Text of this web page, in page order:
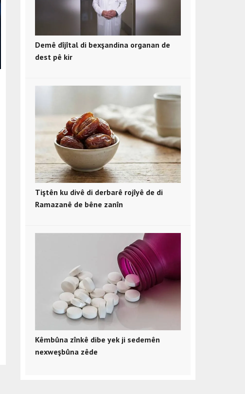
Demê dîjîtal di bexşandina organan de
dest pê kir
Tiştên ku divê di derbarê rojîyê de di
Ramazanê de bêne zanîn
Kêmbûna zînkê dibe yek ji sedemên
nexweşbûna zêde